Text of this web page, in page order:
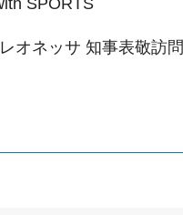
SPORTS
オネッサ 知事表敬訪問